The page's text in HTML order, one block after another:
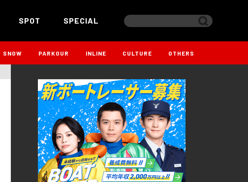
SPOT SPECIAL
SNOW PARKOUR INLINE CULTURE OTHERS